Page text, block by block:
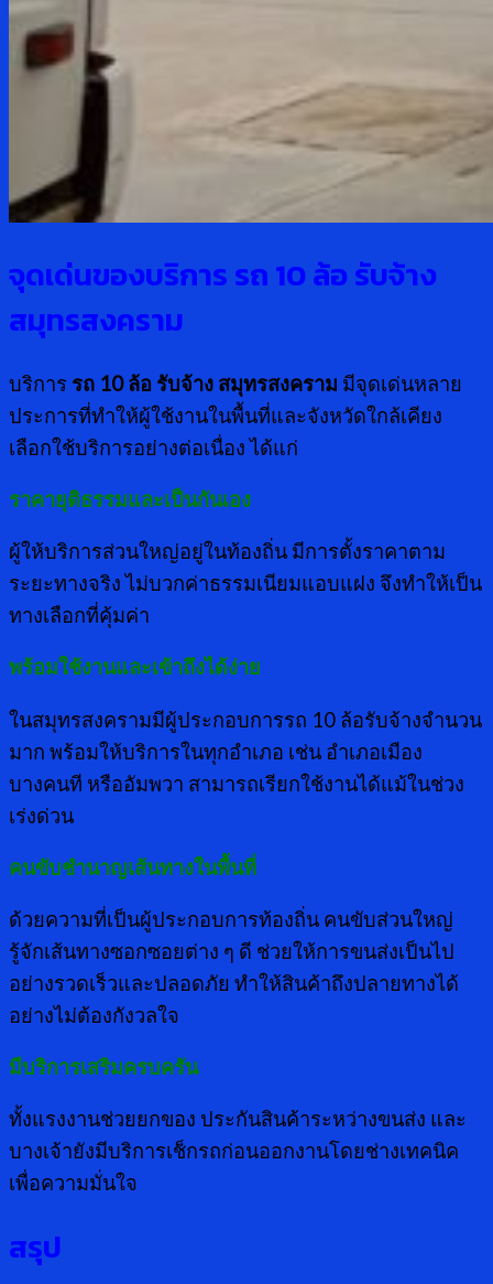
จุดเด่นของบริการ รถ10 ล้อ รับจ้าง
สมุทรสงคราม
บริการ รถ 10 ล้อ รับจ้าง สมุทรสงคราม มีจุดเด่นหลาย
ประการที่ทำให้ผู้ใช้งานในพื้นที่และจังหวัดใกล้เคียง
เลือกใช้บริการอย่างต่อเนื่อง ได้แก่
ราคายุติธรรมและเป็นกันเอง
ผู้ให้บริการส่วนใหญ่อยู่ในท้องถิ่น มีการตั้งราคาตาม
ระยะทางจริง ไม่บวกค่าธรรมเนียมแอบแฝง จึงทำให้เป็น
ทางเลือกที่คุ้มค่า
พร้อมใช้งานและเข้าถึงได้ง่าย
ในสมุทรสงครามมีผู้ประกอบการรถ 10 ล้อรับจ้างจำนวน
มาก พร้อมให้บริการในทุกอำเภอ เช่น อำเภอเมือง
บางคนที หรืออัมพวา สามารถเรียกใช้งานได้แม้ในช่วง
เร่งด่วน
คนขับชำนาญเส้นทางในพื้นที่
ด้วยความที่เป็นผู้ประกอบการท้องถิ่น คนขับส่วนใหญ่
รู้จักเส้นทางซอกซอยต่าง ๆ ดี ช่วยให้การขนส่งเป็นไป
อย่างรวดเร็วและปลอดภัย ทำให้สินค้าถึงปลายทางได้
อย่างไม่ต้องกังวลใจ
มีบริการเสริมครบครัน
ทั้งแรงงานช่วยยกของ ประกันสินค้าระหว่างขนส่ง และ
บางเจ้ายังมีบริการเช็กรถก่อนออกงานโดยช่างเทคนิค
เพื่อความมั่นใจ
สรุป